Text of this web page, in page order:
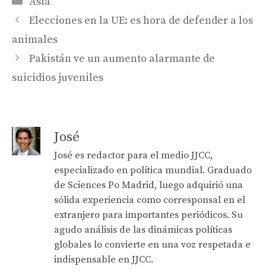
Elecciones en la UE: es hora de defender a los
animales
Pakistán ve un aumento alarmante de
suicidios juveniles
José
José es redactor para el medio JJCC,
especializado en política mundial. Graduado
de Sciences Po Madrid, luego adquirió una
sólida experiencia como corresponsal en el
extranjero para importantes periódicos. Su
agudo análisis de las dinámicas políticas
globales lo convierte en una voz respetada e
indispensable en JJCC.